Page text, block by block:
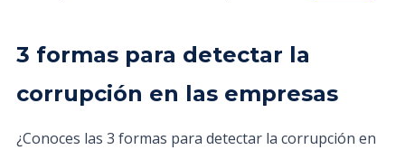
3 formas para detectar la
corrupción en las empresas
¿Conoces las 3 formas para detectar la corrupción en